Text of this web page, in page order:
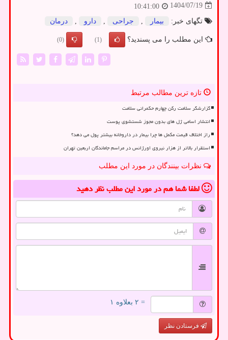
1404/07/19
10:41:00
تگهای خبر:
بیمار جراحی دارو درمان
این مطلب را می پسندید؟ (1)
(0)
تازه ترین مطالب مرتبط
گزارشگر سلامت رکن چهارم حکمرانی سلامت
انتشار اسامی ژل های بدون مجوز شستشوی پوست
راز اختلاف قیمت مکمل ها چرا بیمار در داروخانه بیشتر پول می دهد؟
استقرار بالاتر از هزار نیروی اورژانس در مراسم جاماندگان اربعین تهران
نظرات بینندگان در مورد این مطلب
لطفا شما همدر مورد این مطلبنظر دهید
= ۲ بعلاوه ۱
فرستادن نظر